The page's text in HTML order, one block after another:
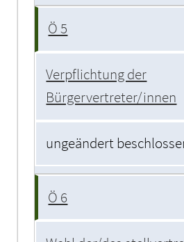
Ö 5
Verpflichtung der
Bürgervertreter/innen
ungeändert
Ö 6